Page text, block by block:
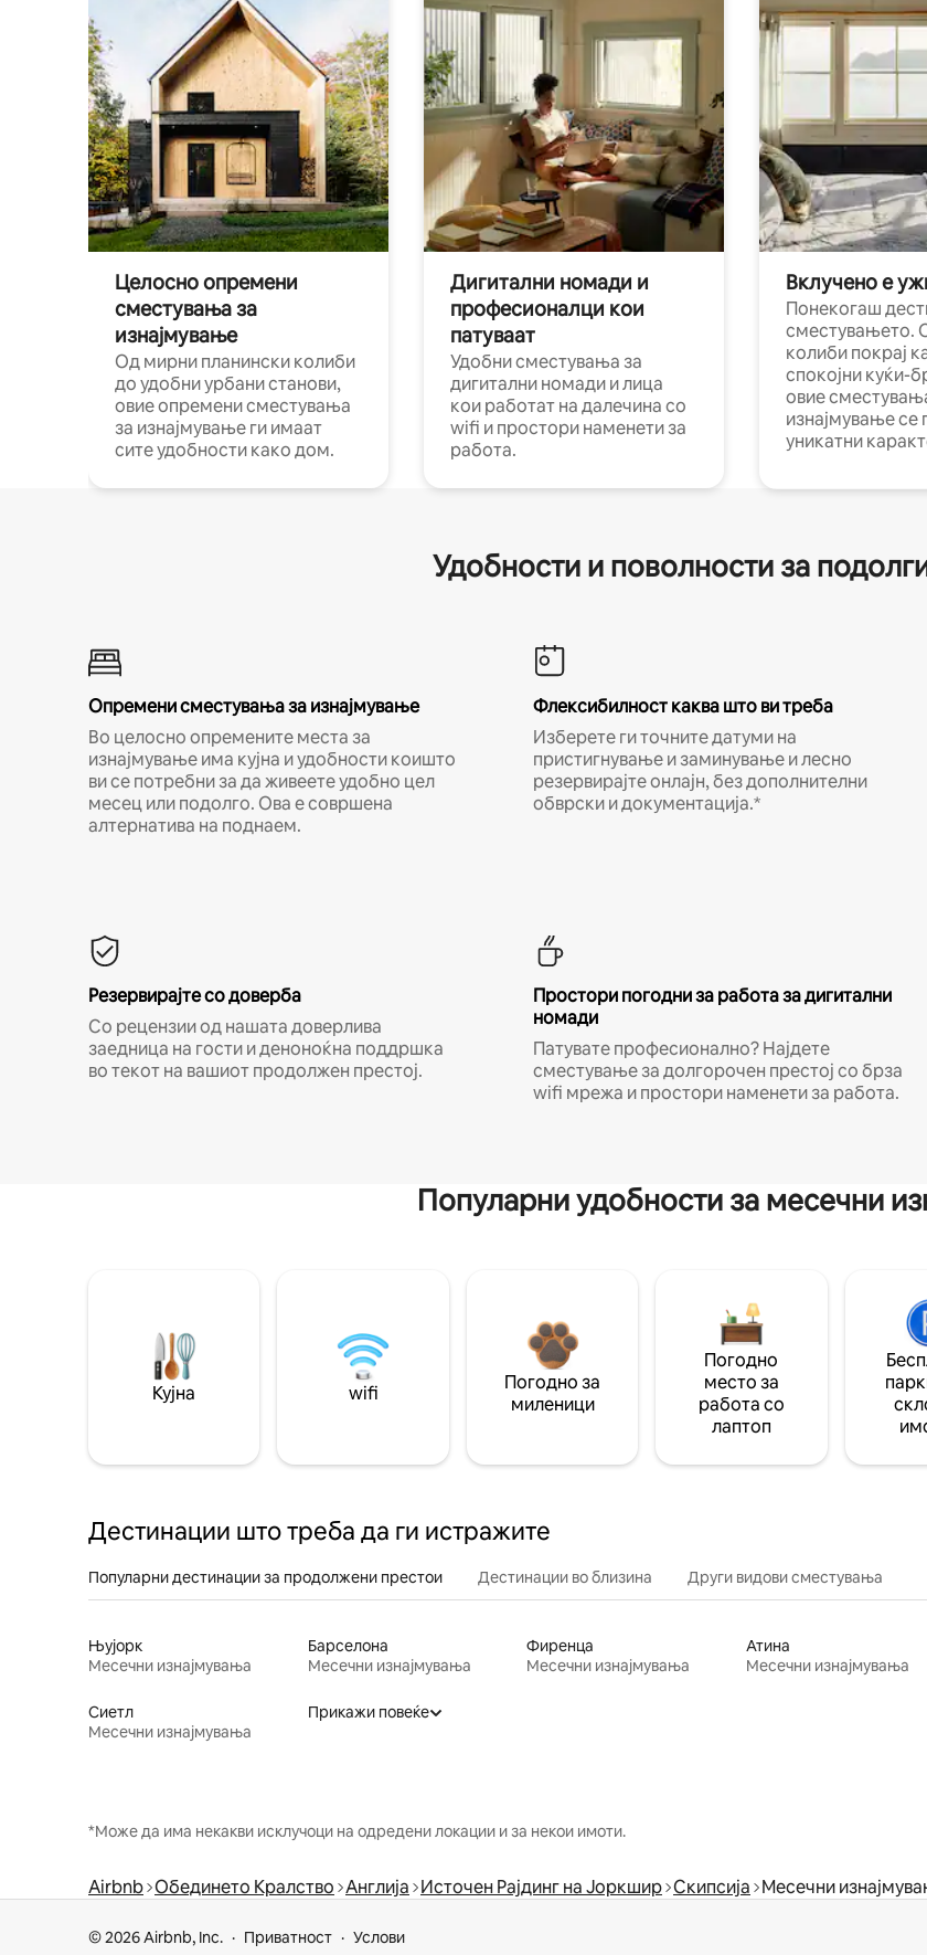
Целосно опремени
сместувања за
изнајмување
Од мирни планински колиби
до удобни урбани станови,
овие опремени сместувања
за изнајмување ги имаат
сите удобности како дом.
Дигитални номади и
професионалци кои
патуваат
Удобни сместувања за
дигитални номади и лица
кои работат на далечина со
wifi и простори наменети за
работа.
Вклучено е
Понекогаш
сместувањето.
колиби покрај
спокојни куќи-
овие
изнајмување се
уникатни
Удобности и поволности за
Опремени сместувања за изнајмување
Во целосно опремените места за
изнајмување има кујна и удобности коишто
ви се потребни за да живеете удобно цел
месец или подолго. Ова е совршена
алтернатива на поднаем.
Флексибилност каква што ви треба
Изберете ги точните датуми на
пристигнување и заминување и лесно
резервирајте онлајн, без дополнителни
обврски и документација.*
Резервирајте со доверба
Со рецензии од нашата доверлива
заедница на гости и деноноќна поддршка
во текот на вашиот продолжен престој.
Простори погодни за работа за дигитални
номади
Патувате професионално? Најдете
сместување за долгорочен престој со брза
wifi мрежа и простори наменети за работа.
Популарни удобности за месечни
Кујна wifi
Погодно за
миленици
Погодно
место за
работа со
лаптоп
Дестинации што треба да ги истражите
Популарни дестинации за продолжени престои Дестинации во близина Други видови сместувања
Њујорк
Месечни изнајмувања
Барселона
Месечни изнајмувања
Фиренца
Месечни изнајмувања
Атина
Месечни изнајмувања
Сиетл
Месечни изнајмувања
Прикажи повеќе
*Може да има некакви исклучоци на одредени локации и за некои имоти.
Airbnb Обединето Кралство Англија Источен Рајдинг на Јоркшир Скипсија Месечни
© 2026 Airbnb, Inc. Приватност Услови